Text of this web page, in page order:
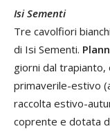
Isi Sementi
Tre cavolfiori
di Isi Sementi.
giorni dal
primaverile-estivo
raccolta estivo-
coprente e dotata